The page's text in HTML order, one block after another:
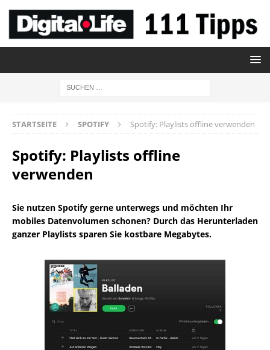
STARTSEITE SPOTIFY Spotify: Playlists offline verwenden
Spotify: Playlists offline
verwenden
Sie nutzen Spotify gerne unterwegs und möchten Ihr
mobiles Datenvolumen schonen? Durch das Herunterladen
ganzer Playlists sparen Sie kostbare Megabytes.